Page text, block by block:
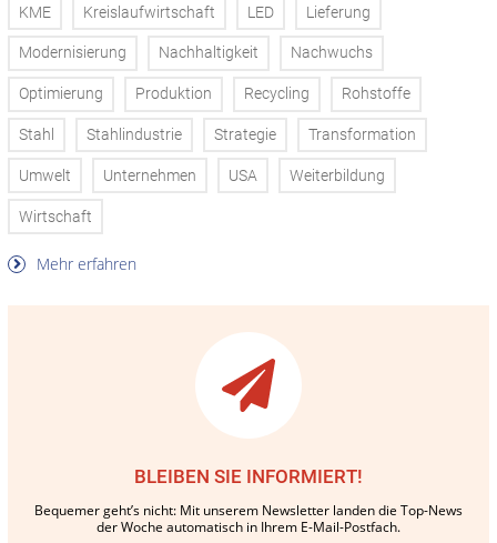
KME Kreislaufwirtschaft LED Lieferung
Modernisierung Nachhaltigkeit Nachwuchs
Optimierung Produktion Recycling Rohstoffe
Stahl Stahlindustrie Strategie Transformation
Umwelt Unternehmen USA Weiterbildung
Wirtschaft
Mehr erfahren
BLEIBEN SIE INFORMIERT!
Bequemer geht’s nicht: Mit unserem Newsletter landen die Top-News
der Woche automatisch in Ihrem E-Mail-Postfach.